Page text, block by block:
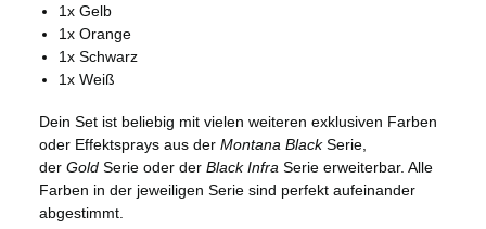
1x Gelb
1x Orange
1x Schwarz
1x Weiß
Dein Set ist beliebig mit vielen weiteren exklusiven Farben
oder Effektsprays aus der Montana Black Serie,
der Gold Serie oder der Black Infra Serie erweiterbar. Alle
Farben in der jeweiligen Serie sind perfekt aufeinander
abgestimmt.